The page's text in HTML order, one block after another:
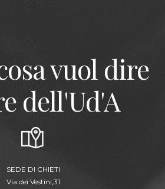
vuol dire
dell'Ud'A
SEDE DI CHIETI
Via dei Vestini,31